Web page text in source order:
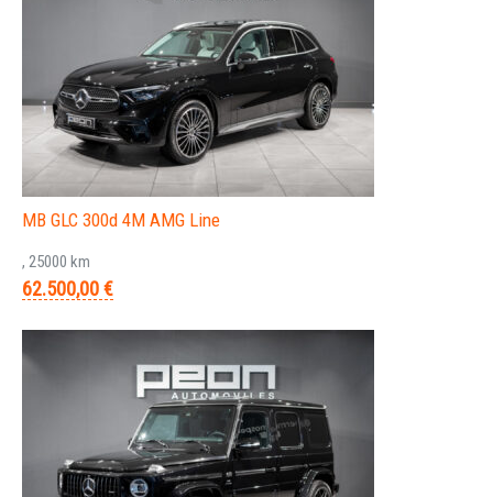
MB GLC 300d 4M AMG Line
, 25000 km
62.500,00 €